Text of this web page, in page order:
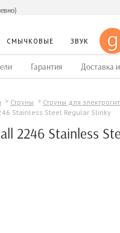
СМЫЧКОВЫЕ ЗВУК
Гарантия Доставка
Струны Струны для
Stainless Steel Regular Slinky
2246 Stainless